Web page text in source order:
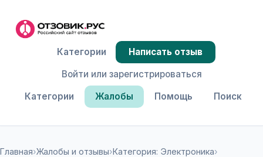
Категории Жалобы Помощь Поиск
Категории
Написать отзыв
Войти или зарегистрироваться
Главная›Жалобы и отзывы›Категория: Электроника›